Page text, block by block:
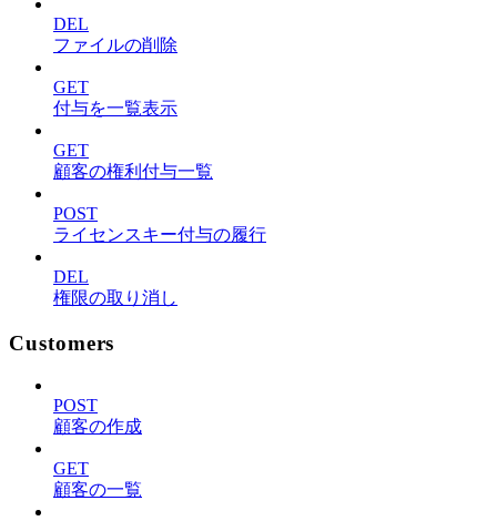
DEL
ファイルの削除
GET
付与を一覧表示
GET
顧客の権利付与一覧
POST
ライセンスキー付与の履行
DEL
権限の取り消し
Customers
POST
顧客の作成
GET
顧客の一覧